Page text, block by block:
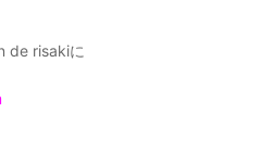
de risakiに